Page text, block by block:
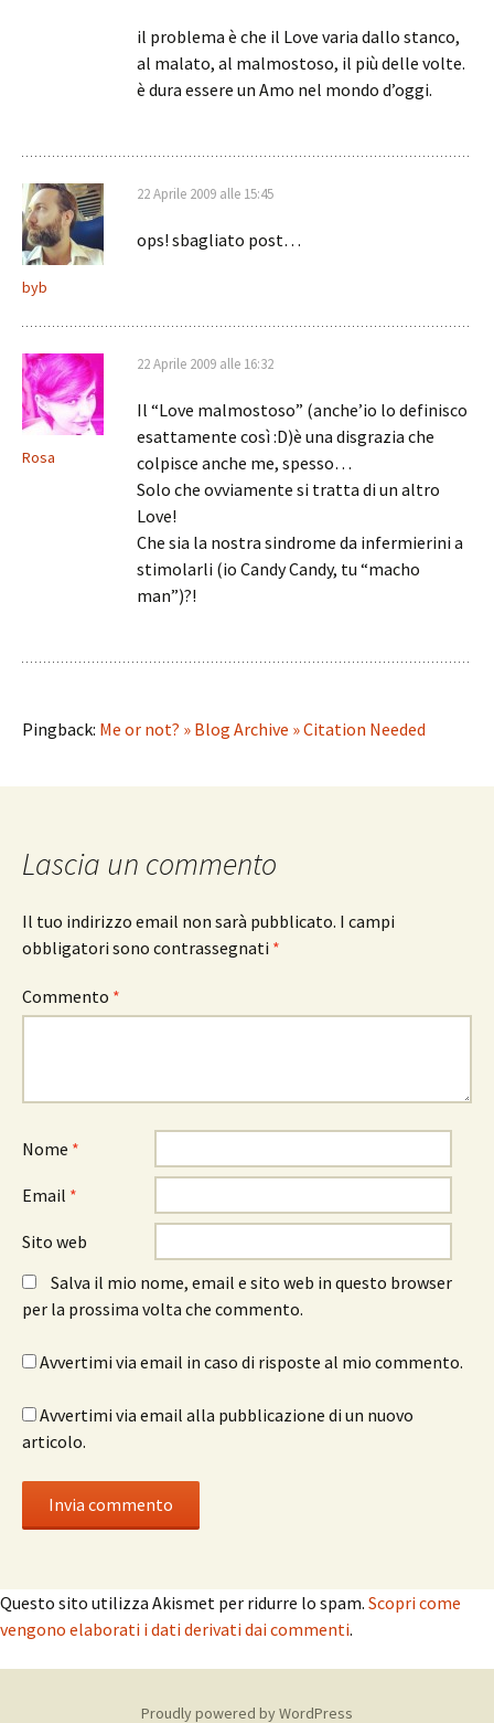
il problema è che il Love varia dallo stanco,
al malato, al malmostoso, il più delle volte.
è dura essere un Amo nel mondo d’oggi.
byb
22 Aprile 2009 alle 15:45
ops! sbagliato post…
Rosa
22 Aprile 2009 alle 16:32
Il “Love malmostoso” (anche’io lo definisco
esattamente così :D)è una disgrazia che
colpisce anche me, spesso…
Solo che ovviamente si tratta di un altro
Love!
Che sia la nostra sindrome da infermierini a
stimolarli (io Candy Candy, tu “macho
man”)?!
Pingback: Me or not? » Blog Archive » Citation Needed
Lascia un commento
Il tuo indirizzo email non sarà pubblicato. I campi
obbligatori sono contrassegnati *
Commento *
Nome *
Email *
Sito web
Salva il mio nome, email e sito web in questo browser
per la prossima volta che commento.
Avvertimi via email in caso di risposte al mio commento.
Avvertimi via email alla pubblicazione di un nuovo
articolo.
Questo sito utilizza Akismet per ridurre lo spam. Scopri come
vengono elaborati i dati derivati dai commenti.
Proudly powered by WordPress